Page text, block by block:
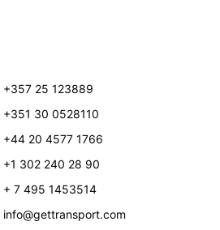
+357 25 123889
+351 30 0528110
+44 20 4577 1766
+1 302 240 28 90
+ 7 495 1453514
info@gettransport.com